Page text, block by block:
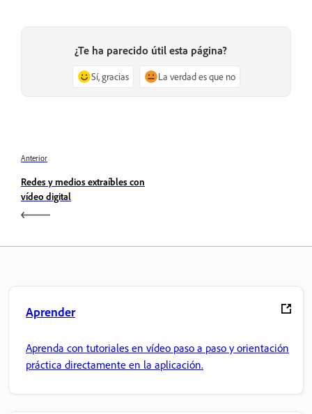
¿Te ha parecido útil esta página?
Sí, gracias La verdad es que no
Anterior
Redes y medios extraíbles con
vídeo digital
Aprender
Aprenda con tutoriales en vídeo paso a paso y orientación
práctica directamente en la aplicación.